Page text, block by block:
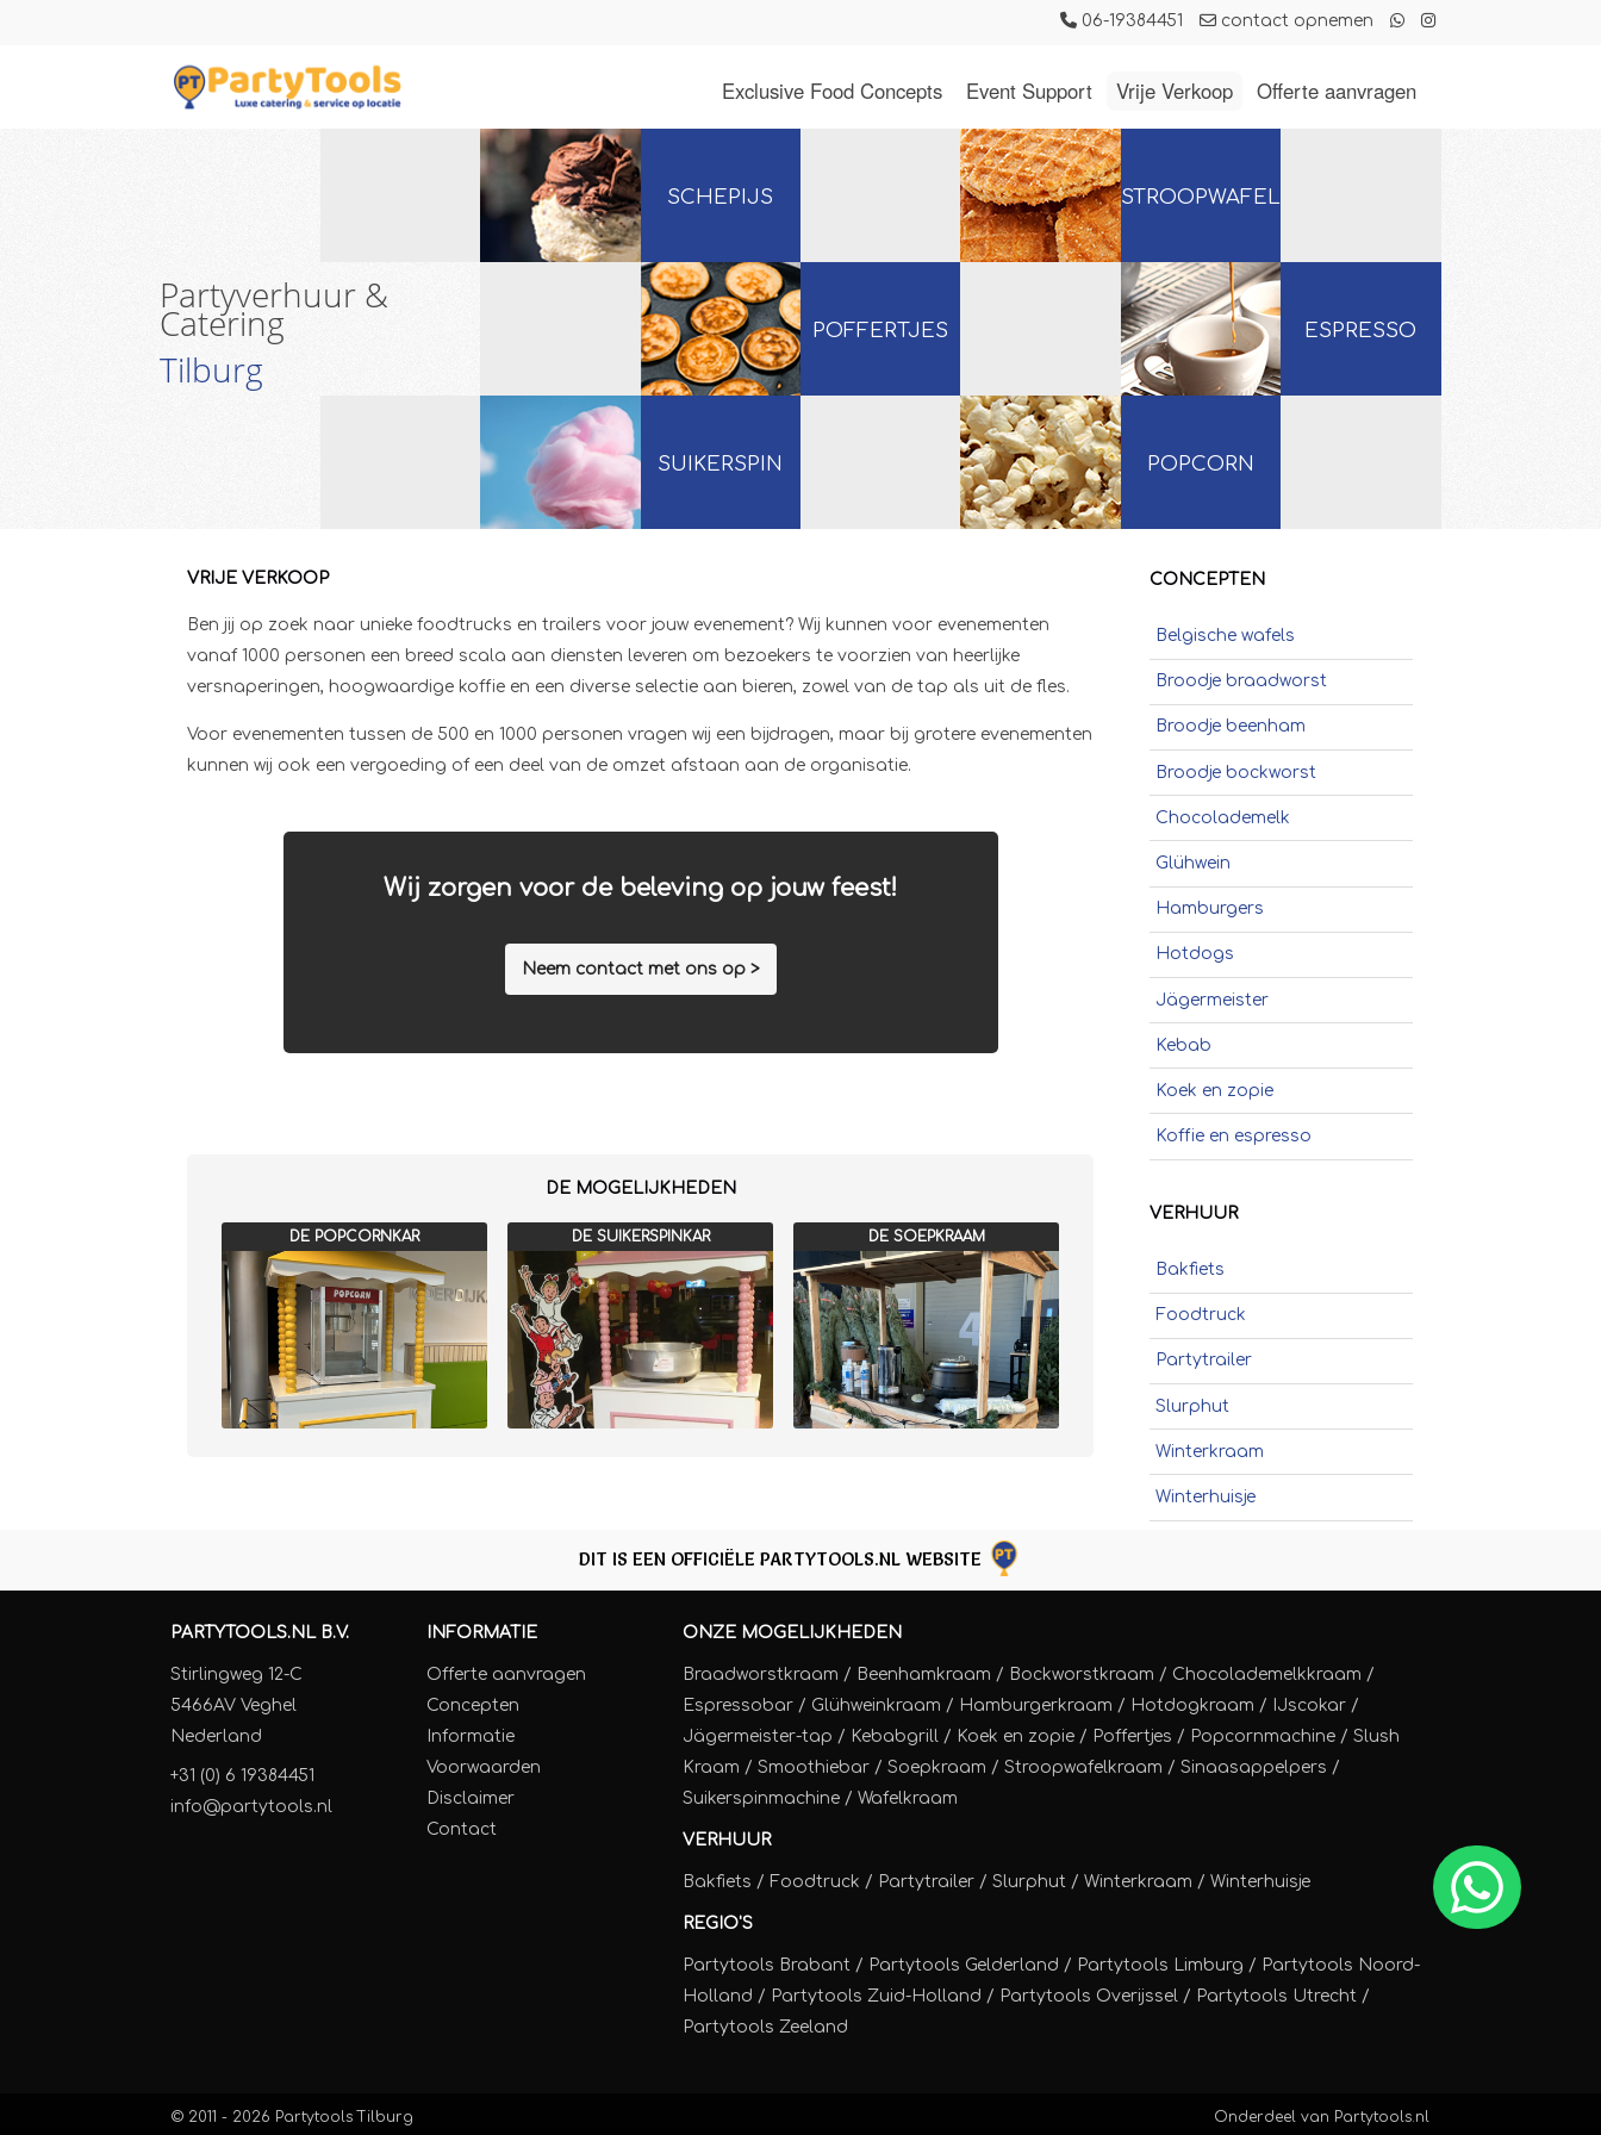
06-19384451 contact opnemen
Exclusive Food Concepts Event Support Vrije Verkoop Offerte aanvragen
SCHEPIJS STROOPWAFELS
Partyverhuur &
Catering
Tilburg
POFFERTJES ESPRESSO
SUIKERSPIN POPCORN
VRIJE VERKOOP
Ben jij op zoek naar unieke foodtrucks en trailers voor jouw evenement? Wij kunnen voor evenementen
vanaf 1000 personen een breed scala aan diensten leveren om bezoekers te voorzien van heerlijke
versnaperingen, hoogwaardige koffie en een diverse selectie aan bieren, zowel van de tap als uit de fles.
Voor evenementen tussen de 500 en 1000 personen vragen wij een bijdragen, maar bij grotere evenementen
kunnen wij ook een vergoeding of een deel van de omzet afstaan aan de organisatie.
Wij zorgen voor de beleving op jouw feest!
Neem contact met ons op >
DE MOGELIJKHEDEN
DE POPCORNKAR DE SUIKERSPINKAR DE SOEPKRAAM
CONCEPTEN
Belgische wafels
Broodje braadworst
Broodje beenham
Broodje bockworst
Chocolademelk
Glühwein
Hamburgers
Hotdogs
Jägermeister
Kebab
Koek en zopie
Koffie en espresso
Schepijs
Sinaasappelpers
Slush
Smoothies
Soep
Stroopwafels
VERHUUR
Bakfiets
Foodtruck
Partytrailer
Slurphut
Winterkraam
Winterhuisje
DIT IS EEN OFFICIËLE PARTYTOOLS.NL WEBSITE
PARTYTOOLS.NL B.V.
Stirlingweg 12-C
5466AV Veghel
Nederland
+31 (0) 6 19384451
info@partytools.nl
INFORMATIE
Offerte aanvragen
Concepten
Informatie
Voorwaarden
Disclaimer
Contact
ONZE MOGELIJKHEDEN
Braadworstkraam / Beenhamkraam / Bockworstkraam / Chocolademelkkraam /
Espressobar / Glühweinkraam / Hamburgerkraam / Hotdogkraam / IJscokar /
Jägermeister-tap / Kebabgrill / Koek en zopie / Poffertjes / Popcornmachine /Slush
Kraam /Smoothiebar /Soepkraam /Stroopwafelkraam /Sinaasappelpers /
Suikerspinmachine /Wafelkraam
VERHUUR
Bakfiets / Foodtruck / Partytrailer /Slurphut /Winterkraam /Winterhuisje
REGIO'S
Partytools Brabant / Partytools Gelderland / Partytools Limburg / Partytools Noord-
Holland / Partytools Zuid-Holland / Partytools Overijssel / Partytools Utrecht /
Partytools Zeeland
© 2011 - 2026 Partytools Tilburg Onderdeel van Partytools.nl